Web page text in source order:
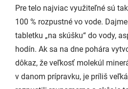
Pre telo najviac využiteľné sú
100 % rozpustné vo vode.
tabletku „na skúšku“ do vody,
hodín. Ak sa na dne pohára
dôkaz, že veľkosť molekúl
v danom prípravku, je príliš